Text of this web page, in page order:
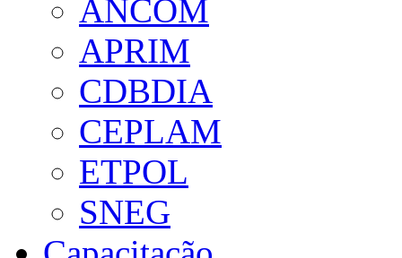
ANCOM
APRIM
CDBDIA
CEPLAM
ETPOL
SNEG